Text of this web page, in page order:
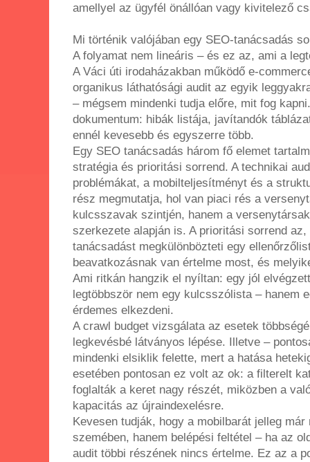
amellyel az ügyfél önállóan vagy kivitelező
Mi történik valójában egy SEO-tanácsadás
A folyamat nem lineáris – és ez az, ami a
A Váci úti irodaházakban működő e-
organikus láthatósági audit az egyik
– mégsem mindenki tudja előre, mit fog
dokumentum: hibák listája, javítandók
ennél kevesebb és egyszerre több.
Egy SEO tanácsadás három fő elemet
stratégia és prioritási sorrend. A technikai
problémákat, a mobilteljesítményt és a
rész megmutatja, hol van piaci rés a
kulcsszavak szintjén, hanem a
szerkezete alapján is. A prioritási sorrend
tanácsadást megkülönbözteti egy
beavatkozásnak van értelme most, és
Ami ritkán hangzik el nyíltan: egy jól
legtöbbször nem egy kulcsszólista – hanem
érdemes elkezdeni.
A crawl budget vizsgálata az esetek
legkevésbé látványos lépése. Illetve –
mindenki elsiklik felette, mert a hatása
esetében pontosan ez volt az ok: a filterelt
foglalták a keret nagy részét, miközben a
kapacitás az újraindexelésre.
Kevesen tudják, hogy a mobilbarát jelleg
szemében, hanem belépési feltétel – ha az
audit többi részének nincs értelme. Ez az a